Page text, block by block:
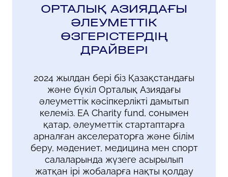
ОРТАЛЫҚ АЗИЯДАҒЫ
ӘЛЕУМЕТТІК
ӨЗГЕРІСТЕРДІҢ
ДРАЙВЕРІ
2024 жылдан бері біз Қазақстандағы
және бүкіл Орталық Азиядағы
әлеуметтік кәсіпкерлікті дамытып
келеміз. EA Charity fund, сонымен
қатар, әлеуметтік стартаптарға
арналған акселераторға және білім
беру, мәдениет, медицина мен спорт
салаларында жүзеге асырылып
жатқан ірі жобаларға нақты қолдау